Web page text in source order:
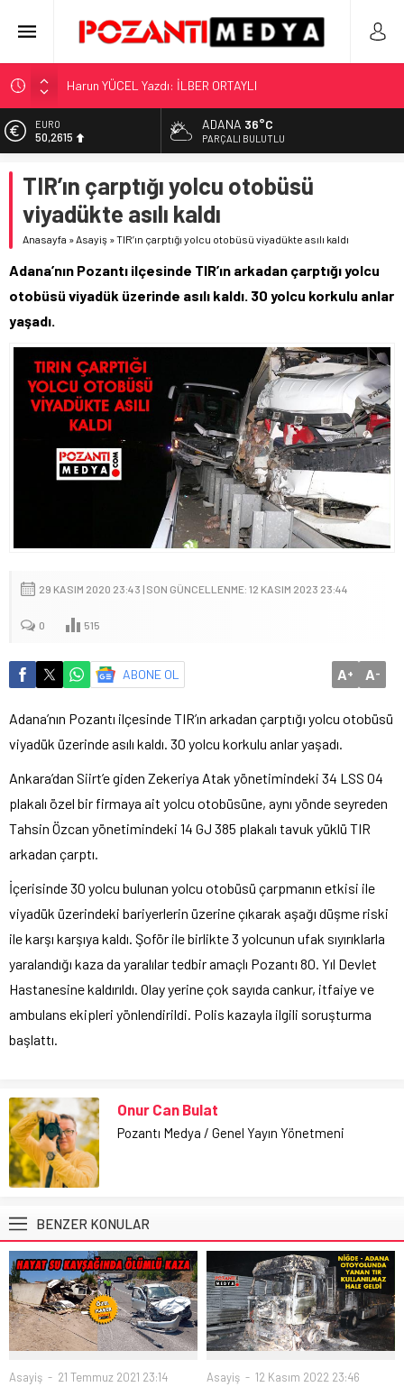
Adana’nın Gizli Cenneti Pozantı Akçatekir Yaylası
Yılmaz Soğutma’dan Buzdolabı Uyarısı
Gaziantep, Mersin ve Adana’da Web Tasarımın Öncüsü GZR
Ajans
EURO
50,2615
5.910,66
BİST
11.456,34
42,6961
ADANA 36°C
PARÇALI BULUTLU
TIR’ın çarptığı yolcu otobüsü
viyadükte asılı kaldı
Anasayfa »Asayiş »TIR’ın çarptığı yolcu otobüsü viyadükte asılı kaldı
Adana’nın Pozantı ilçesinde TIR’ın arkadan çarptığı yolcu
otobüsü viyadük üzerinde asılı kaldı. 30 yolcu korkulu anlar
yaşadı.
29 KASIM 2020 23:43 | SON GÜNCELLENME: 12 KASIM 2023 23:44
0 515
ABONE OL A+ A-
Adana’nın Pozantı ilçesinde TIR’ın arkadan çarptığı yolcu otobüsü
viyadük üzerinde asılı kaldı. 30 yolcu korkulu anlar yaşadı.
Ankara’dan Siirt’e giden Zekeriya Atak yönetimindeki 34 LSS 04
plakalı özel bir firmaya ait yolcu otobüsüne, aynı yönde seyreden
Tahsin Özcan yönetimindeki 14 GJ 385 plakalı tavuk yüklü TIR
arkadan çarptı.
İçerisinde 30 yolcu bulunan yolcu otobüsü çarpmanın etkisi ile
viyadük üzerindeki bariyerlerin üzerine çıkarak aşağı düşme riski
ile karşı karşıya kaldı. Şoför ile birlikte 3 yolcunun ufak sıyırıklarla
yaralandığı kaza da yaralılar tedbir amaçlı Pozantı 80. Yıl Devlet
Hastanesine kaldırıldı. Olay yerine çok sayıda cankur, itfaiye ve
ambulans ekipleri yönlendirildi. Polis kazayla ilgili soruşturma
başlattı.
Onur Can Bulat
Pozantı Medya / Genel Yayın Yönetmeni
BENZER KONULAR
Asayiş 21 Temmuz 2021 23:14 Asayiş 12 Kasım 2022 23:46